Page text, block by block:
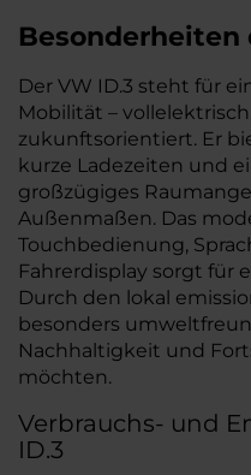
Besonderheiten
Der VW ID.3 steht für
Mobilität –
zukunftsorientiert. Er
kurze Ladezeiten und
großzügiges
Außenmaßen. Das
Touchbedienung,
Fahrerdisplay sorgt für
Durch den lokal
besonders
Nachhaltigkeit und
möchten.
Verbrauchs- und
ID.3